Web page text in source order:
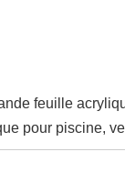
feuille
pour piscine,